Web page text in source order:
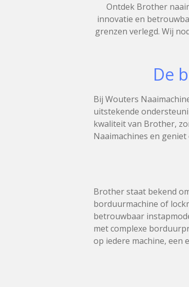
Ontdek Brother
innovatie en
grenzen verlegd. Wij
De
Bij Wouters
uitstekende
kwaliteit van Brother,
Naaimachines en
Brother staat bekend
borduurmachine of
betrouwbaar
met complexe
op iedere machine, een